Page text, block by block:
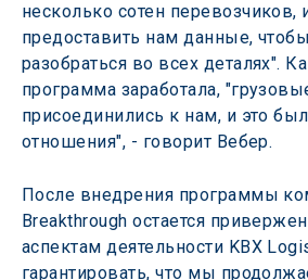
несколько сотен перевозчиков,
предоставить нам данные,
разобраться во всех деталях".
программа заработала,
присоединились к нам, и это
отношения", - говорит Вебер.
После внедрения программы
Breakthrough остается
аспектам деятельности KBX
гарантировать, что мы